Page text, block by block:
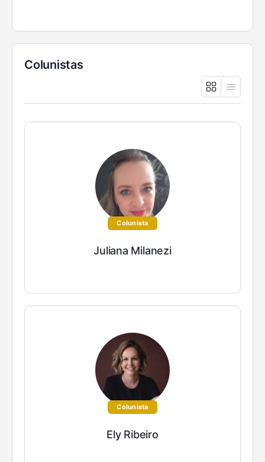
Colunistas
Colunista
Juliana Milanezi
Colunista
Ely Ribeiro